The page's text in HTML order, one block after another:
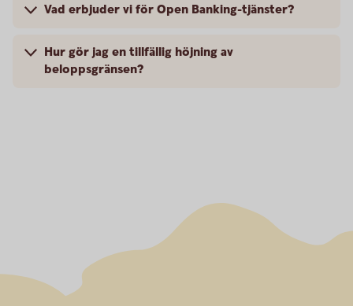
Vad erbjuder vi för Open Banking-tjänster?
Hur gör jag en tillfällig höjning av
beloppsgränsen?